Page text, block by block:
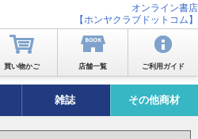
オンライン書店
【ホンヤクラブドットコム】
買い物かご 店舗一覧 ご利用ガイド
雑誌 その他商材